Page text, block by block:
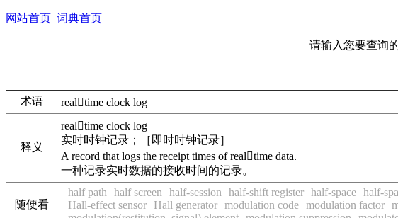
网站首页 词典首页
请输入您要查询
术语 realtime clock log
释义
realtime clock log
实时时钟记录；［即时时钟记录］
A record that logs the receipt times of realtime data.
一种记录实时数据的接收时间的记录。
随便看
half path half screen half-session half-shift register half-space half-
Hall-effect sensor
Hall generator modulation code modulation factor